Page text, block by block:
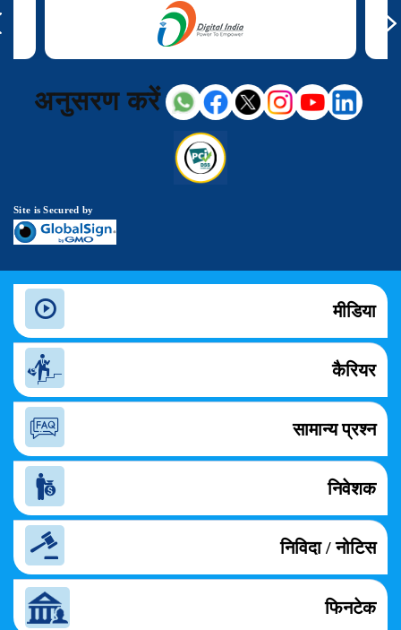
अनुसरण करें
Site is Secured by
मीडिया
कैरियर
सामान्य प्रश्न
निवेशक
निविदा / नोटिस
फिनटेक